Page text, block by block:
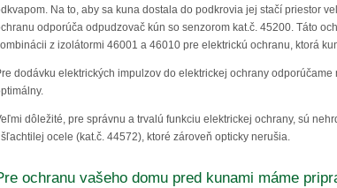
Na to, aby sa kuna dostala do podkrovia jej stačí priestor
odporúča odpudzovač kún so senzorom kat.č. 45200. Táto
z izolátormi 46001 a 46010 pre elektrickú ochranu, ktorá
dodávku elektrických impulzov do elektrickej ochrany odporúčame
dôležité, pre správnu a trvalú funkciu elektrickej ochrany, sú
ocele (kat.č. 44572), ktoré zároveň opticky nerušia.
ochranu vašeho domu pred kunami máme